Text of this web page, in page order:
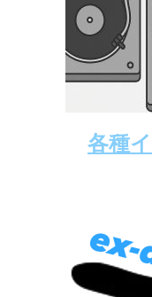
各種